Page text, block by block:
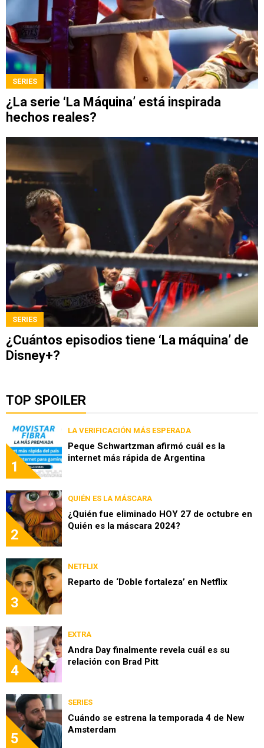
SERIES
¿La serie ‘La Máquina’ está inspirada
hechos reales?
SERIES
¿Cuántos episodios tiene ‘La máquina’ de
Disney+?
TOP SPOILER
1
LA VERIFICACIÓN MÁS ESPERADA
Peque Schwartzman afirmó cuál es la
internet más rápida de Argentina
2
QUIÉN ES LA MÁSCARA
¿Quién fue eliminado HOY 27 de octubre en
Quién es la máscara 2024?
3
NETFLIX
Reparto de ‘Doble fortaleza’ en Netflix
4
EXTRA
Andra Day finalmente revela cuál es su
relación con Brad Pitt
5
SERIES
Cuándo se estrena la temporada 4 de New
Amsterdam